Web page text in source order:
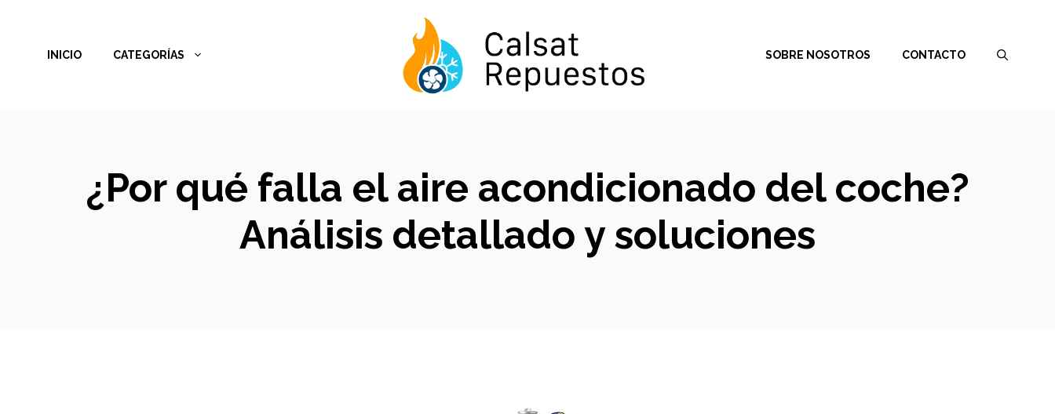
contenidoINICIO CATEGORÍAS SOBRE NOSOTROS CONTACTO
¿Por qué falla el aire acondicionado del coche?
Análisis detallado y soluciones